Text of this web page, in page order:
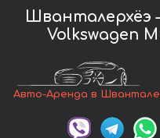
Шванталерхёэ
Volkswagen
Авто-Аренда в